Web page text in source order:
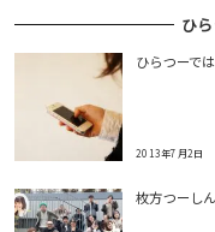
ひ
ひらつーで
2013年7月2日
枚方つーし